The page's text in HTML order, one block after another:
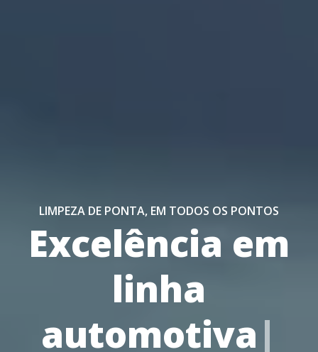
LIMPEZA DE PONTA, EM TODOS OS PONTOS
Excelência em
linhaautom |
Produtos 100% biodegradáveis e de alta qualidade